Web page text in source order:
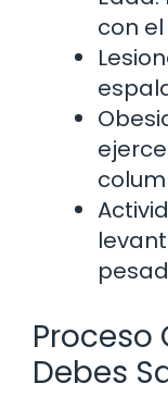
con
Proceso
Debes